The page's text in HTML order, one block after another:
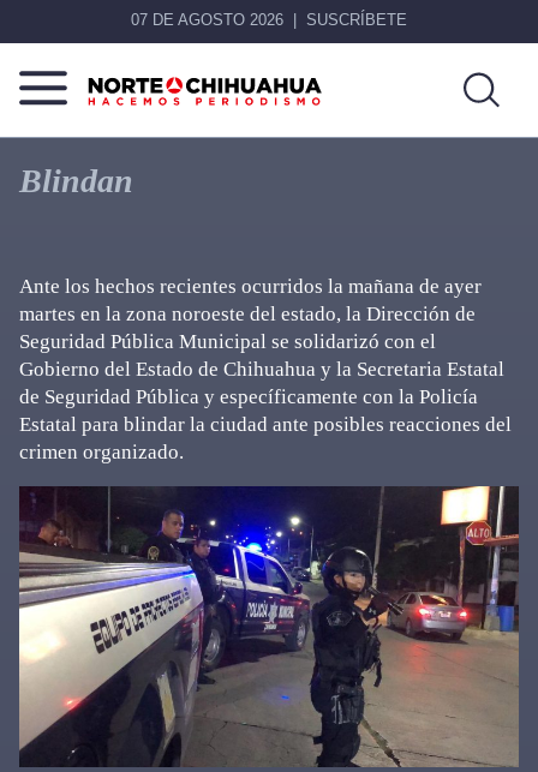
07 DE AGOSTO 2026 SUSCRÍBETE
Norte
De
Chihuahua
Más
que
noticias,
Blindan
Ante los hechos recientes ocurridos la mañana de ayer
martes en la zona noroeste del estado, la Dirección de
Seguridad Pública Municipal se solidarizó con el
Gobierno del Estado de Chihuahua y la Secretaria Estatal
de Seguridad Pública y específicamente con la Policía
Estatal para blindar la ciudad ante posibles reacciones del
crimen organizado.